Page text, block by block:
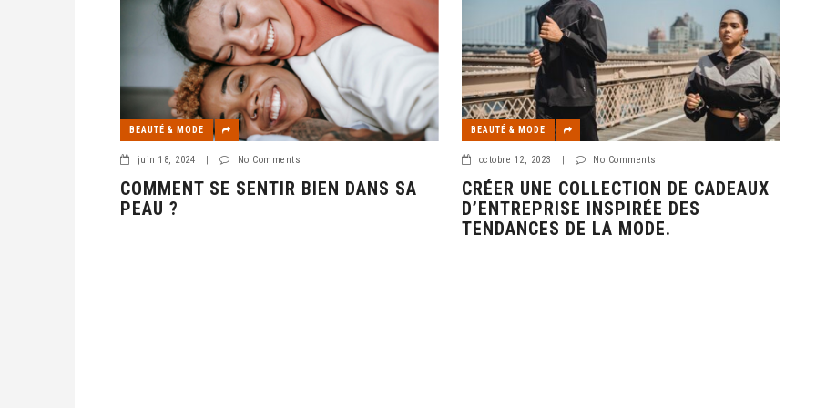
BEAUTÉ & MODE
juin 18, 2024 No Comments
COMMENT SE SENTIR BIEN DANS SA
PEAU ?
BEAUTÉ & MODE
octobre 12, 2023 No Comments
CRÉER UNE COLLECTION DE CADEAUX
D’ENTREPRISE INSPIRÉE DES
TENDANCES DE LA MODE.